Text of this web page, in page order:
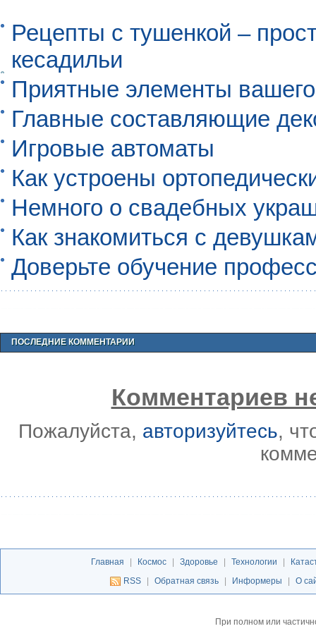
Рецепты с тушенкой –
кесадильи
Приятные элементы
Главные составляющие
Игровые автоматы
Как устроены
Немного о свадебных
Как знакомиться с
Доверьте обучение
ПОСЛЕДНИЕ КОММЕНТАРИИ
Комментариев
Пожалуйста, авторизуйтесь,
Главная | Космос | Здоровье | Технологии |
RSS
| Обратная связь | Информеры | О
При полном или